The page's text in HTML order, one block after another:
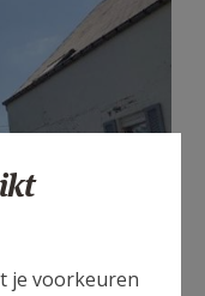
je voorkeuren